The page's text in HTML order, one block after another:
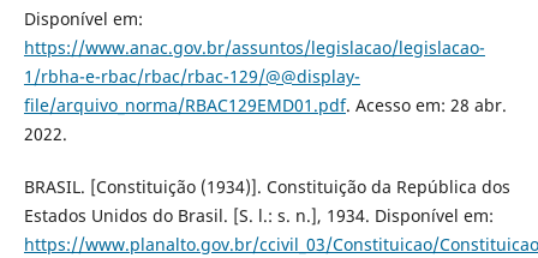
Disponível em:
https://www.anac.gov.br/assuntos/legislacao/legislacao-
1/rbha-e-rbac/rbac/rbac-129/@@display-
file/arquivo_norma/RBAC129EMD01.pdf. Acesso em: 28 abr.
2022.
BRASIL. [Constituição (1934)]. Constituição da República dos
Estados Unidos do Brasil. [S. l.: s. n.], 1934. Disponível em:
https://www.planalto.gov.br/ccivil_03/Constituicao/